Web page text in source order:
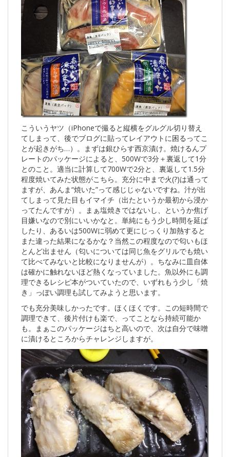
こういうヤツ（iPhoneで撮ると縦横をグルグル切り替え
てしまって、後でブログに貼ってレイアウトに困るってこ
とが起きがち…）。まずは銀ひらす西京漬け。焼けるんプ
レートのパッケージによると、500Wで3分＋裏返して1分
とのこと。適当に計算して700Wで2分と、裏返して1.5分
程度焼いてみた状態がこちら。充分に中まで火(?)は通って
ますが、あんま“焼いた”って感じじゃないですね。汁が出
てしまって見た目もイマイチ（出たというか最初から浸か
ってたんですが）。まぁ塩焼きではないし、というか焦げ
目嫌いなので別にいいかなと。単純にもう少し時間を延ば
したり、あるいは500Wに弱めて更にじっくり加熱すると
また違った結果になるかな？当然この程度なので匂いもほ
とんど出ません（匂いについては同じ魚をグリルでも焼い
て比べてみないと比較になりませんが）。ちなみに皿自体
は確かに触れないほど熱くなっていました。魚以外にも調
理できるレシピ本がついていたので、いずれもう少し「焼
き」っぽい調理も試してみようと思います。
でも充分美味しかったです。ほくほくです。この短時間で
調理できて、後片付けも楽で、ってことなら持続可能か
も。まぁこのパッケージはちと高いので、次は自分で味噌
に漬けるところからチャレンジしますが。